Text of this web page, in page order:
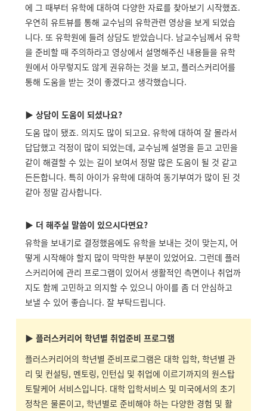
에 그 때부터 유학에 대하여 다양한 자료를 찾아보기 시작했죠.
우연히 유트뷰를 통해 교수님의 유학관련 영상을 보게 되었습
니다. 또 유학원에 들려 상담도 받았습니다. 남교수님께서 유학
을 준비할 때 주의하라고 영상에서 설명해주신 내용들을 유학
원에서 아무렇지도 않게 권유하는 것을 보고, 플러스커리어를
통해 도움을 받는 것이 좋겠다고 생각했습니다.
▶ 상담이 도움이 되셨나요?
도움 많이 됐죠. 의지도 많이 되고요. 유학에 대하여 잘 몰라서
답답했고 걱정이 많이 되었는데, 교수님께 설명을 듣고 고민을
같이 해결할 수 있는 길이 보여서 정말 많은 도움이 될 것 같고
든든합니다. 특히 아이가 유학에 대하여 동기부여가 많이 된 것
같아 정말 감사합니다.
▶ 더 해주실 말씀이 있으시다면요?
유학을 보내기로 결정했음에도 유학을 보내는 것이 맞는지, 어
떻게 시작해야 할지 많이 막막한 부분이 있었어요. 그런데 플러
스커리어에 관리 프로그램이 있어서 생활적인 측면이나 취업까
지도 함께 고민하고 의지할 수 있으니 아이를 좀 더 안심하고
보낼 수 있어 좋습니다. 잘 부탁드립니다.
▶ 플러스커리어 학년별 취업준비 프로그램
플러스커리어의 학년별 준비프로그램은 대학 입학, 학년별 관
리 및 컨설팅, 멘토링, 인턴십 및 취업에 이르기까지의 원스탑
토탈케어 서비스입니다. 대학 입학서비스 및 미국에서의 초기
정착은 물론이고, 학년별로 준비해야 하는 다양한 경험 및 활